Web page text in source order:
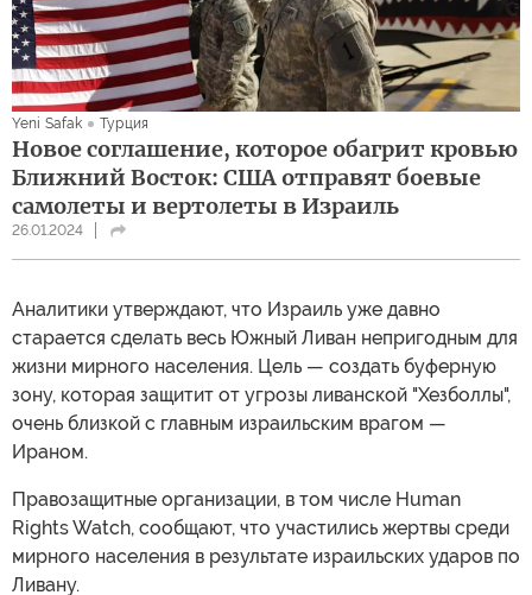
Yeni Safak Турция
Новое соглашение, которое обагрит кровью
Ближний Восток: США отправят боевые
самолеты и вертолеты в Израиль
26.01.2024
Аналитики утверждают, что Израиль уже давно
старается сделать весь Южный Ливан непригодным для
жизни мирного населения. Цель — создать буферную
зону, которая защитит от угрозы ливанской "Хезболлы",
очень близкой с главным израильским врагом —
Ираном.
Правозащитные организации, в том числе Human
Rights Watch, сообщают, что участились жертвы среди
мирного населения в результате израильских ударов по
Ливану.